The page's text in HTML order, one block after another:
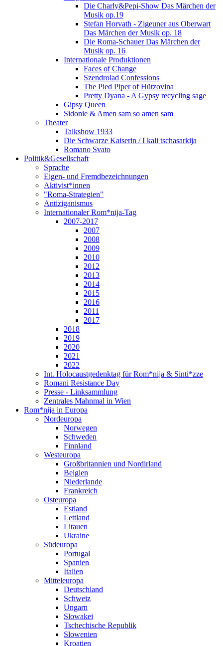
Die Charly&Pepi-Show Das Märchen der
Musik op.19
Stefan Horvath - Zigeuner aus Oberwart
Das Märchen der Musik op. 18
Die Roma-Schauer Das Märchen der
Musik op. 16
Internationale Produktionen
Faces of Change
Szendrolad Confessions
The Pied Piper of Hützovina
Pretty Dyana - A Gypsy recycling sage
Gipsy Queen
Sidonie & Amen sam so amen sam
Theater
Talkshow 1933
Die Schwarze Kaiserin / I kali tschasarkija
Romano Svato
Politik&Gesellschaft
Sprache
Eigen- und Fremdbezeichnungen
Aktivist*innen
"Roma-Strategien"
Antiziganismus
Internationaler Rom*nija-Tag
2007-2017
2007
2008
2009
2010
2012
2013
2014
2015
2016
2011
2017
2018
2019
2020
2021
2022
Int. Holocaustgedenktag für Rom*nija & Sinti*zze
Romani Resistance Day
Presse - Linksammlung
Zentrales Mahnmal in Wien
Rom*nija in Europa
Nordeuropa
Norwegen
Schweden
Finnland
Westeuropa
Großbritannien und Nordirland
Belgien
Niederlande
Frankreich
Osteuropa
Estland
Lettland
Litauen
Ukraine
Südeuropa
Portugal
Spanien
Italien
Mitteleuropa
Deutschland
Schweiz
Ungarn
Slowakei
Tschechische Republik
Slowenien
Kroatien